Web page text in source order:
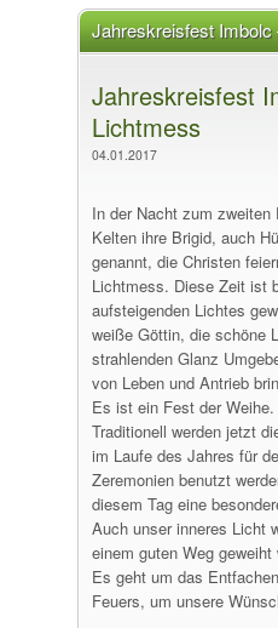
Jahreskreisfest
Jahreskreisfest
Lichtmess
04.01.2017
In der Nacht zum zweiten
Kelten ihre Brigid, auch
genannt, die Christen
Lichtmess. Diese Zeit ist
aufsteigenden Lichtes
weiße Göttin, die schöne
strahlenden Glanz
von Leben und Antrieb
Es ist ein Fest der Weihe.
Traditionell werden jetzt
im Laufe des Jahres für
Zeremonien benutzt
diesem Tag eine
Auch unser inneres Licht
einem guten Weg geweiht
Es geht um das
Feuers, um unsere